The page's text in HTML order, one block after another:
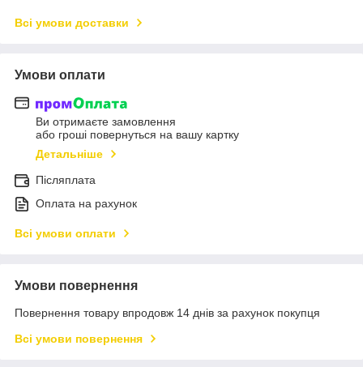
Всі умови доставки
Умови оплати
Ви отримаєте замовлення
або гроші повернуться на вашу картку
Детальніше
Післяплата
Оплата на рахунок
Всі умови оплати
Умови повернення
Повернення товару впродовж 14 днів за рахунок покупця
Всі умови повернення